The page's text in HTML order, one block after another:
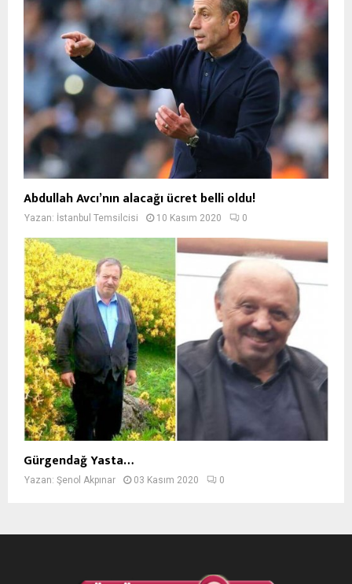
Abdullah Avcı’nın alacağı ücret belli oldu!
Yazan: İstanbul Temsilcisi 10 Kasım 2020 0
Gürgendağ Yasta…
Yazan: Şenol Akpınar 03 Kasım 2020 0